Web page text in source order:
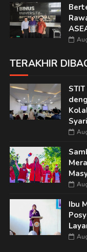
TERAKHIR
Ibu